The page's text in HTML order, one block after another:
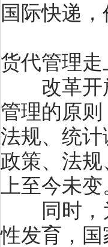
国际快递
货代管理
改革开放
管理的原
法规、统
政策、法
上至今未
同时，为
性发育，